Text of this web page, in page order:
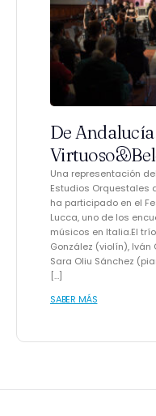
De
Una representación
Estudios Orquestales
ha participado en el
Lucca, uno de los
músicos en Italia.El
González (violín),
Sara Oliu Sánchez
[…]
SABER MÁS